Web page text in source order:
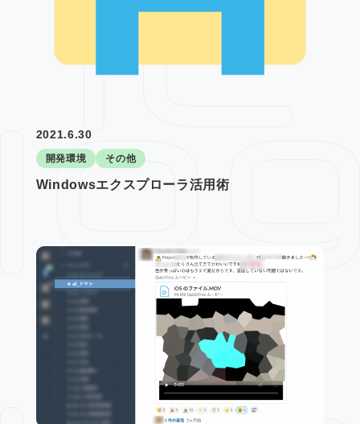
開発環境 その他
2021.6.30
Windowsエクスプローラ活用術